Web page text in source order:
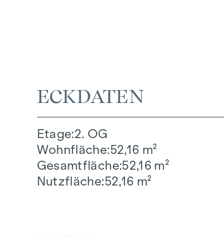
ECKDATEN
Etage 2. OG
Wohnfläche 52,16 m²
Gesamtfläche 52,16 m²
Nutzfläche 52,16 m²